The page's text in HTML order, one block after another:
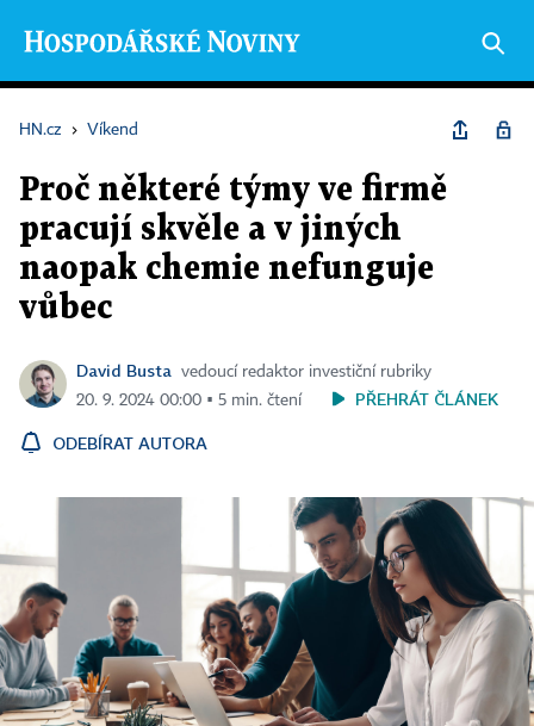
HN.cz › Víkend
Proč některé týmy ve firmě
pracují skvěle a v jiných
naopak chemie nefunguje
vůbec
David Busta
vedoucí redaktor investiční rubriky
20. 9. 2024 00:00 ▪ 5 min. čtení
PŘEHRÁT ČLÁNEK
ODEBÍRAT AUTORA